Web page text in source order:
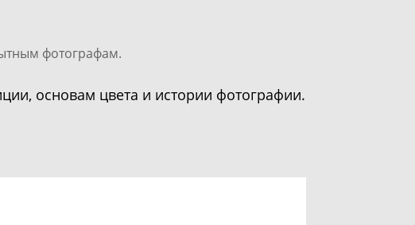
фотографам.
основам цвета и истории фотографии.